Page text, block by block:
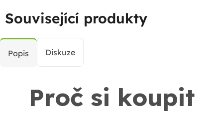
Související produkty
Popis Diskuze
Proč si koupit